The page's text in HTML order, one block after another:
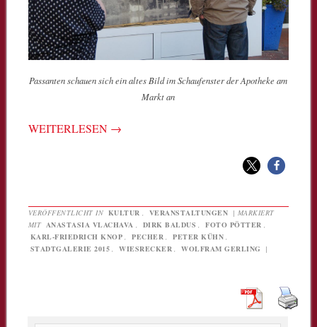
Passanten schauen sich ein altes Bild im Schaufenster der Apotheke am
Markt an
WEITERLESEN →
VERÖFFENTLICHT IN KULTUR VERANSTALTUNGEN | MARKIERT
MIT ANASTASIA VLACHAVA DIRK BALDUS FOTO PÖTTER
KARL-FRIEDRICH KNOP
PECHER PETER KÜHN
STADTGALERIE 2015
WIESRECKER WOLFRAM GERLING |